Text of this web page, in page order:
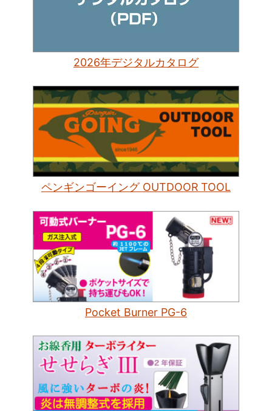
2026年デジタルカタログ
ペンギンゴーイング OUTDOOR TOOL
Pocket Burner PG-6